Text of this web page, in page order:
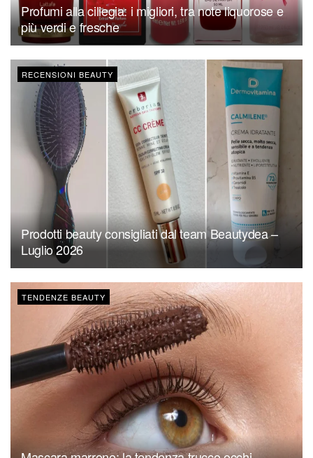
Profumi alla ciliegia: i migliori, tra note liquorose e
più verdi e fresche
RECENSIONI BEAUTY
Prodotti beauty consigliati dal team Beautydea –
Luglio 2026
TENDENZE BEAUTY